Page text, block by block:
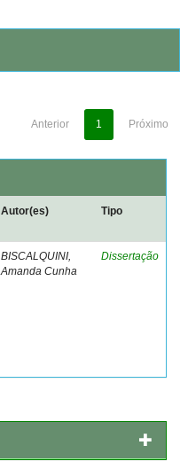
Anterior 1 Próximo
Autor(es) Tipo
BISCALQUINI,
Amanda Cunha
Dissertação